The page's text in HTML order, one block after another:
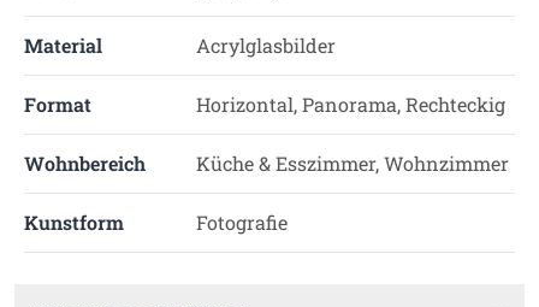
Material Acrylglasbilder
Format Horizontal, Panorama, Rechteckig
Wohnbereich Küche & Esszimmer, Wohnzimmer
Kunstform Fotografie